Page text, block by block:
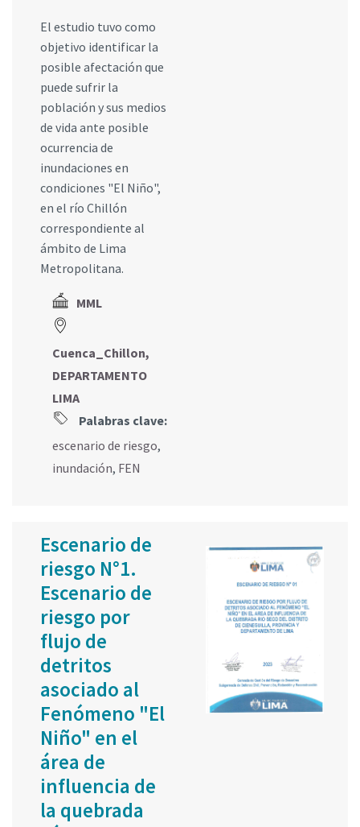
El estudio tuvo como
objetivo identificar la
posible afectación que
puede sufrir la
población y sus medios
de vida ante posible
ocurrencia de
inundaciones en
condiciones "El Niño",
en el río Chillón
correspondiente al
ámbito de Lima
Metropolitana.
MML
Cuenca_Chillon,
DEPARTAMENTO
LIMA
Palabras clave:
escenario de riesgo,
inundación, FEN
Escenario de
riesgo N°1.
Escenario de
riesgo por
flujo de
detritos
asociado al
Fenómeno "El
Niño" en el
área de
influencia de
la quebrada